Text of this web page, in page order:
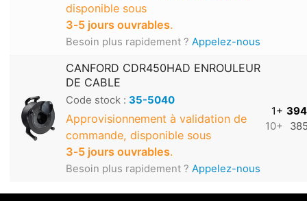
disponible sous
3‑5 jours ouvrables.
Besoin plus rapidement ? Appelez-nous
CANFORD CDR450HAD ENROULEUR
DE CABLE
Code stock : 35-5040
Approvisionnement à validation de
commande, disponible sous
3‑5 jours ouvrables.
Besoin plus rapidement ? Appelez-nous
1+
10+